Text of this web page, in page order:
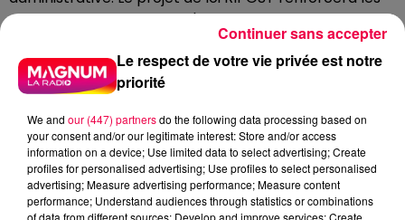
sanctions applicables, et l'administration se verra
reconnaître la possibilité d'exécuter d'office toute
mesure de fermeture non respectée. En cas de
maintien irrégulier, le contrevenant s'exposera à six
des revenus générés et une interdiction de gérer un
commerce pendant cinq ans.
Face aux commerces de façade servant à blanchir
l'argent du trafic de stupéfiants, des outils existent
Le respect de votre vie privée est notre
priorité
We and our (447) partnersdo the following data processing based on
your consent and/or our legitimate interest: Store and/or access
information on a device; Use limited data to select advertising; Create
profiles for personalised advertising; Use profiles to select personalised
advertising; Measure advertising performance; Measure content
performance; Understand audiences through statistics or combinations
of data from different sources; Develop and improve services; Create
Continuer sans accepter